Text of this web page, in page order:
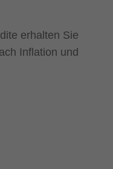
erhalten Sie
Inflation und